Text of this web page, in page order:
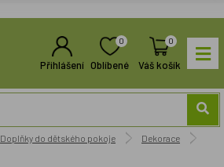
Přihlášení
0
Oblíbené
0
Váš košík
Doplňky do dětského pokoje
Dekorace